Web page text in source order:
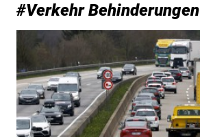
#Verkehr Behinderungen